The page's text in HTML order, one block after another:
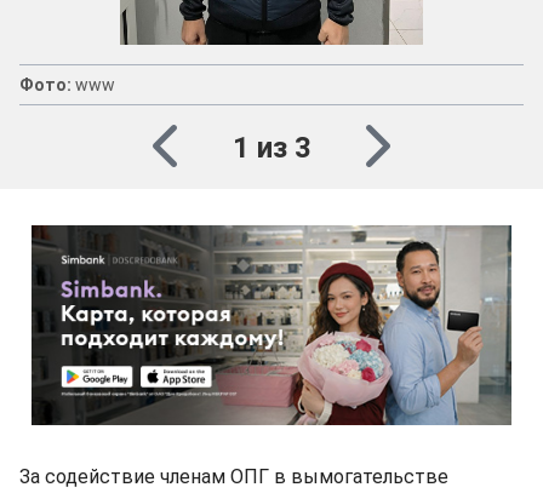
Фото: www
1 из 3
За содействие членам ОПГ в вымогательстве